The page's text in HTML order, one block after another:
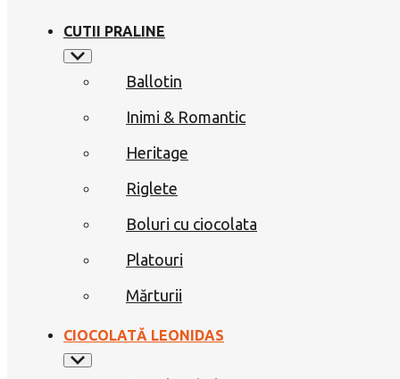
CUTII PRALINE
Ballotin
Inimi & Romantic
Heritage
Riglete
Boluri cu ciocolata
Platouri
Mărturii
CIOCOLATĂ LEONIDAS